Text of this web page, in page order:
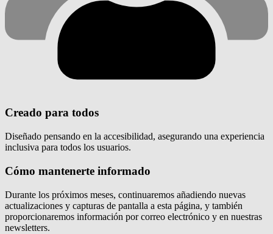
Creado para todos
Diseñado pensando en la accesibilidad, asegurando una experiencia
inclusiva para todos los usuarios.
Cómo mantenerte informado
Durante los próximos meses, continuaremos añadiendo nuevas
actualizaciones y capturas de pantalla a esta página, y también
proporcionaremos información por correo electrónico y en nuestras
newsletters.